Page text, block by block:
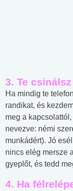
3. Te
Ha mindig te
randikat, és
meg a
nevezve: némi
munkádért). Jó
nincs elég mersze
gyeplőt, és tedd
4. Ha